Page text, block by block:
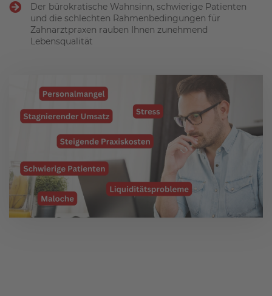
Der bürokratische Wahnsinn, schwierige Patienten
und die schlechten Rahmenbedingungen für
Zahnarztpraxen rauben Ihnen zunehmend
Lebensqualität